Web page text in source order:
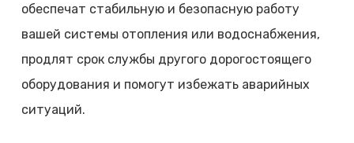
обеспечат стабильную и безопасную работу
вашей системы отопления или водоснабжения,
продлят срок службы другого дорогостоящего
оборудования и помогут избежать аварийных
ситуаций.